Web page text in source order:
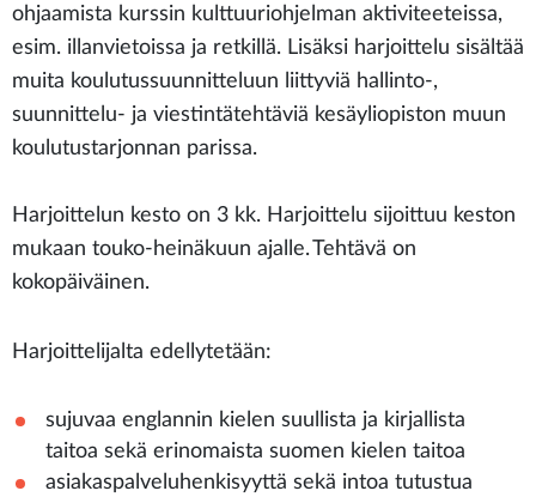
ohjaamista kurssin kulttuuriohjelman aktiviteeteissa,
esim. illanvietoissa ja retkillä. Lisäksi harjoittelu sisältää
muita koulutussuunnitteluun liittyviä hallinto-,
suunnittelu- ja viestintätehtäviä kesäyliopiston muun
koulutustarjonnan parissa.
Harjoittelun kesto on 3 kk. Harjoittelu sijoittuu keston
mukaan touko-heinäkuun ajalle. Tehtävä on
kokopäiväinen.
Harjoittelijalta edellytetään:
sujuvaa englannin kielen suullista ja kirjallista
taitoa sekä erinomaista suomen kielen taitoa
asiakaspalveluhenkisyyttä sekä intoa tutustua